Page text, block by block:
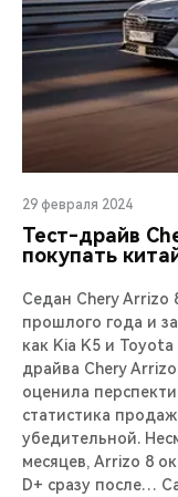
29 февраля 2024
Тест-драйв
покупать
Седан Chery Arrizo
прошлого года и
как Kia K5 и Toyota
драйва Chery
оценила
статистика
убедительной.
месяцев, Arrizo 8
D+ сразу после…